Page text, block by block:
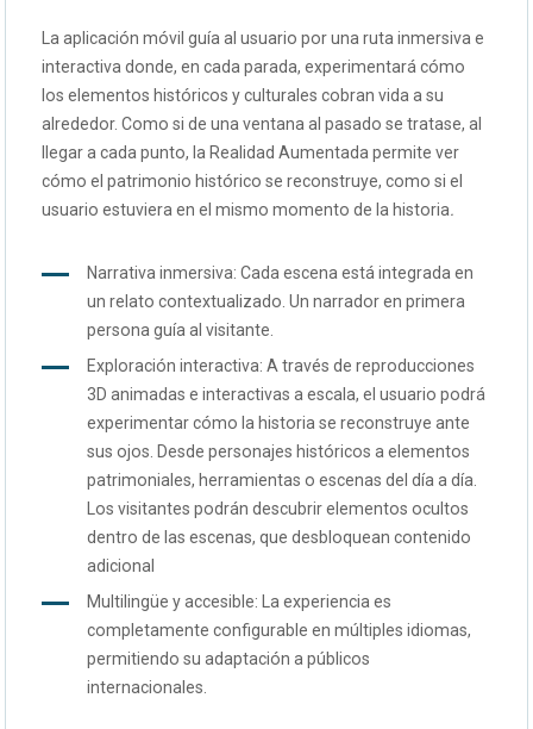
La aplicación móvil guía al usuario por una ruta inmersiva e
interactiva donde, en cada parada, experimentará cómo
los elementos históricos y culturales cobran vida a su
alrededor. Como si de una ventana al pasado se tratase, al
llegar a cada punto, la Realidad Aumentada permite ver
cómo el patrimonio histórico se reconstruye, como si el
usuario estuviera en el mismo momento de la historia.
Narrativa inmersiva: Cada escena está integrada en
un relato contextualizado. Un narrador en primera
persona guía al visitante.
Exploración interactiva: A través de reproducciones
3D animadas e interactivas a escala, el usuario podrá
experimentar cómo la historia se reconstruye ante
sus ojos. Desde personajes históricos a elementos
patrimoniales, herramientas o escenas del día a día.
Los visitantes podrán descubrir elementos ocultos
dentro de las escenas, que desbloquean contenido
adicional
Multilingüe y accesible: La experiencia es
completamente configurable en múltiples idiomas,
permitiendo su adaptación a públicos
internacionales.